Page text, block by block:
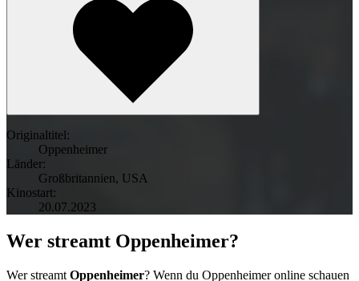
Originaltitel:
Oppenheimer
Länder:
Großbritannien, USA
Kinostart:
20.07.2023
Wer streamt Oppenheimer?
Wer streamt Oppenheimer? Wenn du Oppenheimer online schauen